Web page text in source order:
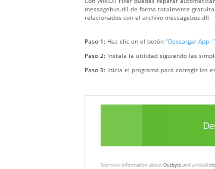
messagebus.dll de forma totalmente
relacionados con el archivo messagebus.dll.
Paso 1: Haz clic en el botón “Descargar App. ”
Paso 2: Instala la utilidad siguiendo las
Paso 3: Inicia el programa para corregir los
See more information about Outbyteand unistall